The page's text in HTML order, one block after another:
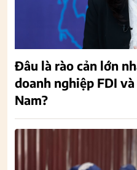
Đâu là rào cản lớn
doanh nghiệp FDI
Nam?